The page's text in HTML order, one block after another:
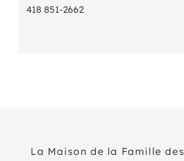
418 851-2662
La Maison de la Famille